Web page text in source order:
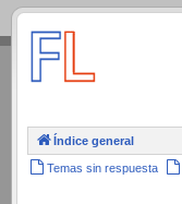
.
Índice general
Temas sin respuesta